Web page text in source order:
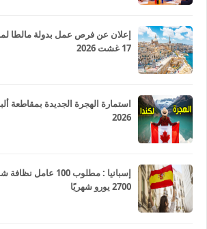
إعلان عن فرص عمل بدولة مالطا
17 غشت 2026
2026
إسبانيا : مطلوب 100
2700 يورو شهريًا